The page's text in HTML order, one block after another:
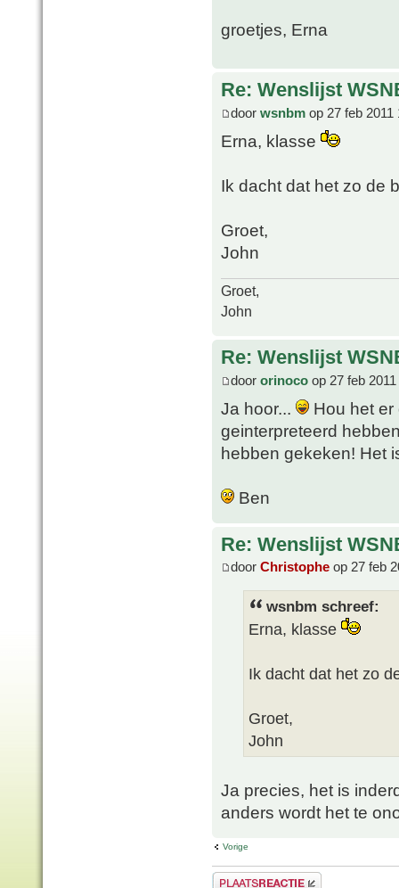
groetjes, Erna
Re: Wenslijst
door wsnbm op 27 feb 2011
Erna, klasse
Ik dacht dat het zo de
Groet,
John
Groet,
John
Re: Wenslijst
door orinoco op 27 feb
Ja hoor...
Hou het
geinterpreteerd
hebben gekeken! Het
Ben
Re: Wenslijst
door Christophe op 27 feb
wsnbm schreef:
Erna, klasse
Ik dacht dat het zo
Groet,
John
Ja precies, het is
anders wordt het te
Vorige
Plaats een reactie